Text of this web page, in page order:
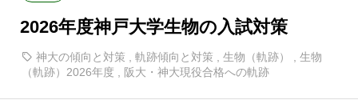
2026年度神戸大学生物の入試対策
神大の傾向と対策 軌跡傾向と対策 生物（軌跡）
生物
（軌跡）2026年度 , 阪大・神大現役合格への軌跡